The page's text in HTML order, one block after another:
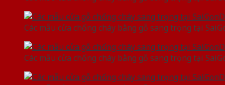
Các mẫu cửa chống cháy bằng gỗ sang trọng tại
Các mẫu cửa chống cháy bằng gỗ sang trọng tại